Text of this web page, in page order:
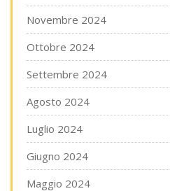
Novembre 2024
Ottobre 2024
Settembre 2024
Agosto 2024
Luglio 2024
Giugno 2024
Maggio 2024